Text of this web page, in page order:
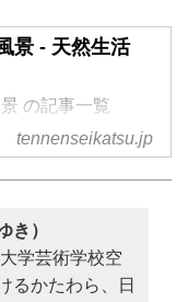
景 - 天然生活
の記事一覧
tennenseikatsu.jp
き）
学芸術学校空
るかたわら、日